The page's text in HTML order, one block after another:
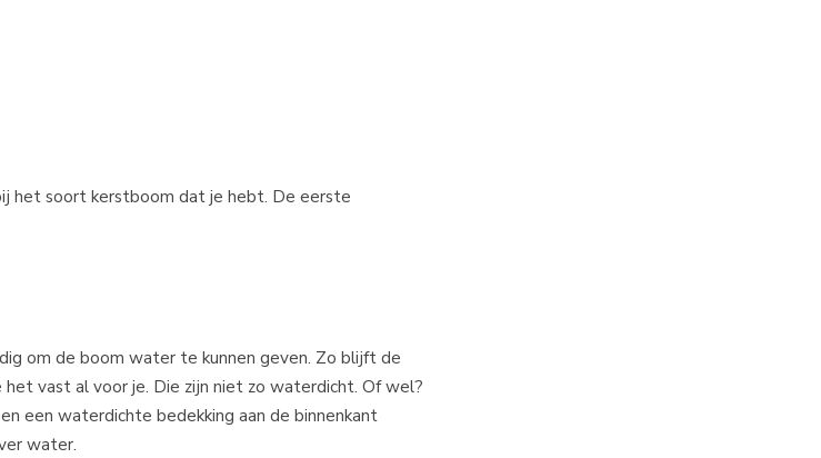
het soort kerstboom dat je hebt. De eerste
om de boom water te kunnen geven. Zo blijft de
het vast al voor je. Die zijn niet zo waterdicht. Of wel?
een waterdichte bedekking aan de binnenkant
water.